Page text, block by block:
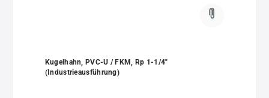
Kugelhahn, PVC-U / FKM, Rp 1-1/4"
(Industrieausführung)